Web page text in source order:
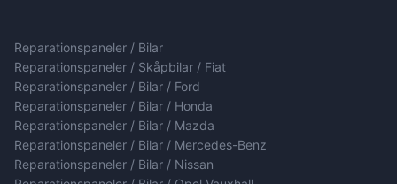
Reparationspaneler / Bilar
Reparationspaneler / Skåpbilar / Fiat
Reparationspaneler / Bilar / Ford
Reparationspaneler / Bilar / Honda
Reparationspaneler / Bilar / Mazda
Reparationspaneler / Bilar / Mercedes-Benz
Reparationspaneler / Bilar / Nissan